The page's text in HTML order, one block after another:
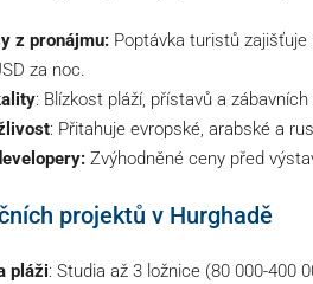
z pronájmu: Poptávka turistů zajišťuje
za noc.
: Blízkost pláží, přístavů a
: Přitahuje evropské, arabské a
Zvýhodněné ceny před
projektů v Hurghadě
pláži: Studia až 3 ložnice (80 000-400